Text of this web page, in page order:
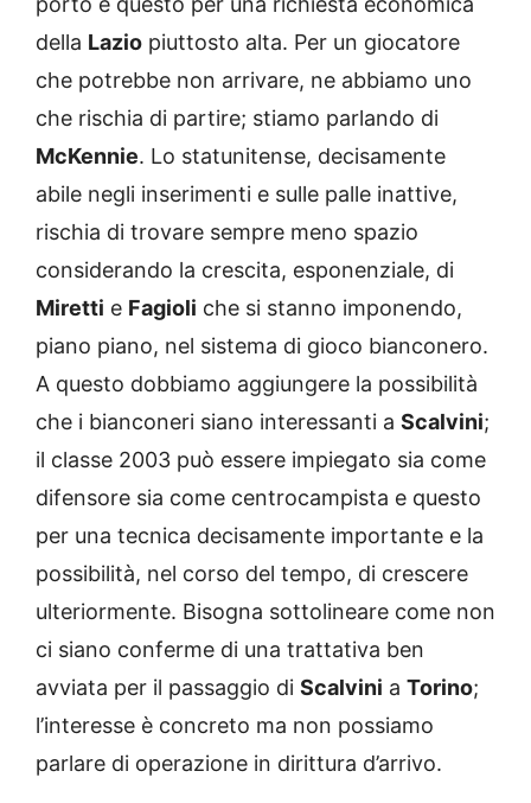
della Lazio piuttosto alta. Per un giocatore
che potrebbe non arrivare, ne abbiamo uno
che rischia di partire; stiamo parlando di
McKennie. Lo statunitense, decisamente
abile negli inserimenti e sulle palle inattive,
rischia di trovare sempre meno spazio
considerando la crescita, esponenziale, di
Miretti e Fagioli che si stanno imponendo,
piano piano, nel sistema di gioco bianconero.
A questo dobbiamo aggiungere la possibilità
che i bianconeri siano interessanti a Scalvini;
il classe 2003 può essere impiegato sia come
difensore sia come centrocampista e questo
per una tecnica decisamente importante e la
possibilità, nel corso del tempo, di crescere
ulteriormente. Bisogna sottolineare come non
ci siano conferme di una trattativa ben
avviata per il passaggio di Scalvini a Torino;
l’interesse è concreto ma non possiamo
parlare di operazione in dirittura d’arrivo.